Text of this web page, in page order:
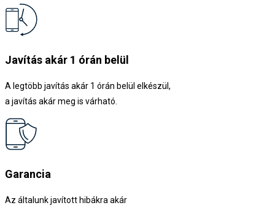
Javítás akár 1 órán belül
A legtöbb javítás akár 1 órán belül elkészül,
a javítás akár meg is várható.
Garancia
Az általunk javított hibákra akár